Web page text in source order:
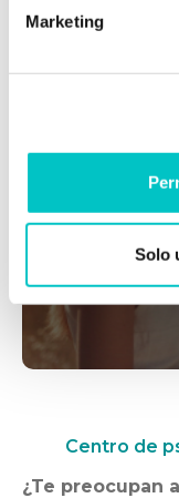
Marketing
Solo
Centro de
¿Te preocupan